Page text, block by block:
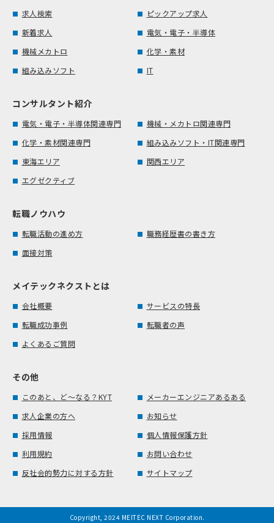
求人検索
ピックアップ求人
新着求人
電気・電子・半導体
機械メカトロ
化学・素材
組み込みソフト
IT
コンサルタント紹介
電気・電子・半導体関連専門
機械・メカトロ関連専門
化学・素材関連専門
組み込みソフト・IT関連専門
東海エリア
関西エリア
エグゼクティブ
転職ノウハウ
転職活動の進め方
職務経歴書の書き方
面接対策
メイテックネクストとは
会社概要
サービスの特長
転職成功事例
転職者の声
よくあるご質問
その他
このあと、ど～なる？KYT
メーカーエンジニアあるある
求人企業の方へ
お知らせ
採用情報
個人情報保護方針
利用規約
お問い合わせ
反社会的勢力に対する方針
サイトマップ
Copyright, 2024 MEITEC NEXT Corporation.